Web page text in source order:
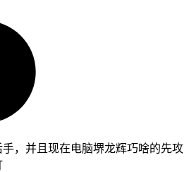
，并且现在电脑堺龙辉巧啥的先攻